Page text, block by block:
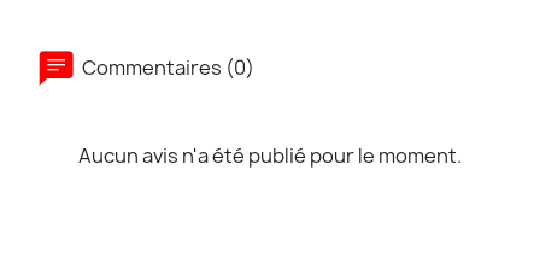
Commentaires (0)
Aucun avis n'a été publié pour le moment.